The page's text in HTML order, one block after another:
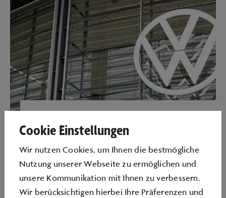
KUNDENCENTER
Der zentrale Ort für Fahrzeugabholerinnen
und Fahrzeugabholer: Hier nehmen Sie Ihren
Neuwagen entgegen und starten Ihre erste
Fahrt.
Cookie Einstellungen
Wir nutzen Cookies, um Ihnen die bestmögliche
Nutzung unserer Webseite zu ermöglichen und
unsere Kommunikation mit Ihnen zu verbessern.
Wir berücksichtigen hierbei Ihre Präferenzen und